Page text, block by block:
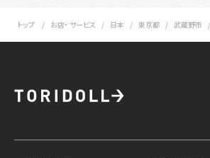
トップ お店・ サービス 日本 東京都 武蔵野市